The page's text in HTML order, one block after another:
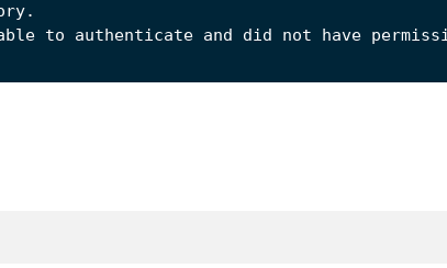
able to authenticate and did not have